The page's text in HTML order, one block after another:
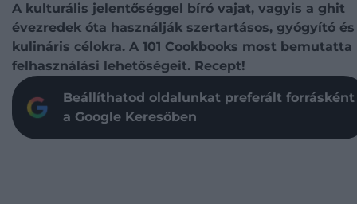
A kulturális jelentőséggel bíró vajat, vagyis a ghit
évezredek óta használják szertartásos, gyógyító és
kulináris célokra. A 101 Cookbooks most bemutatta
felhasználási lehetőségeit. Recept!
Beállíthatod oldalunkat preferált forrásként
a Google Keresőben